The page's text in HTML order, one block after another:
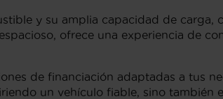
y su amplia capacidad de carga,
ofrece una experiencia de
de financiación adaptadas a tus
un vehículo fiable, sino también